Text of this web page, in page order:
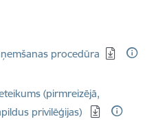
procedūra
(pirmreizējā,
privilēģijas)